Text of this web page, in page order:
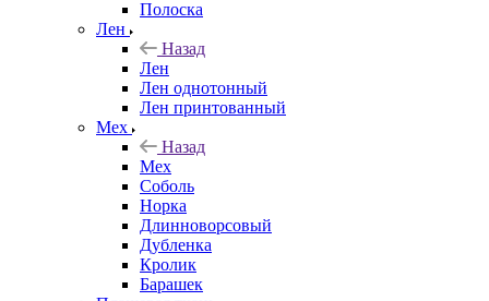
Полоска
Лен
Назад
Лен
Лен однотонный
Лен принтованный
Мех
Назад
Мех
Соболь
Норка
Длинноворсовый
Дубленка
Кролик
Барашек